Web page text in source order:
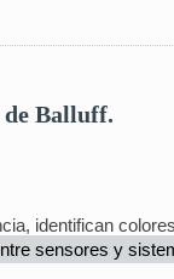
de Balluff.
identifican
sensores y